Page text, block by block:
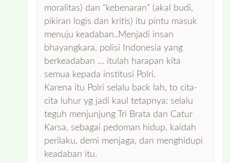
moralitas) dan “kebenaran” (akal budi,
pikiran logis dan kritis) itu pintu masuk
menuju keadaban..Menjadi insan
bhayangkara, polisi Indonesia yang
berkeadaban … itulah harapan kita
semua kepada institusi Polri.
Karena itu Polri selalu back lah, to cita-
cita luhur yg jadi kaul tetapnya: selalu
teguh menjunjung Tri Brata dan Catur
Karsa, sebagai pedoman hidup, kaidah
perilaku, demi menjaga, dan menghidupi
keadaban itu.